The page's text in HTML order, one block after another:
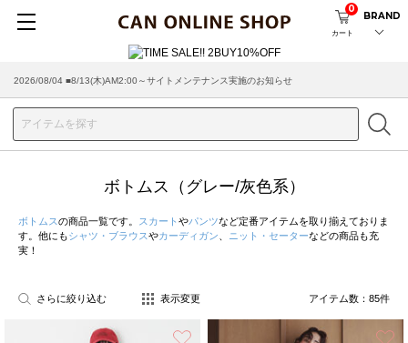
カート
0
BRAND
2026/07/29 ■【お知らせ】ヤマト運輸の配送遅延・停止について
ボトムス（グレー/灰色系）
ボトムスの商品一覧です。 スカート やパンツなど定番アイテムを取り揃えておりま
す。他にもシャツ・ブラウスやカーディガン ニット・セーターなどの商品も充
実！
さらに絞り込む 表示変更 アイテム数： 85件